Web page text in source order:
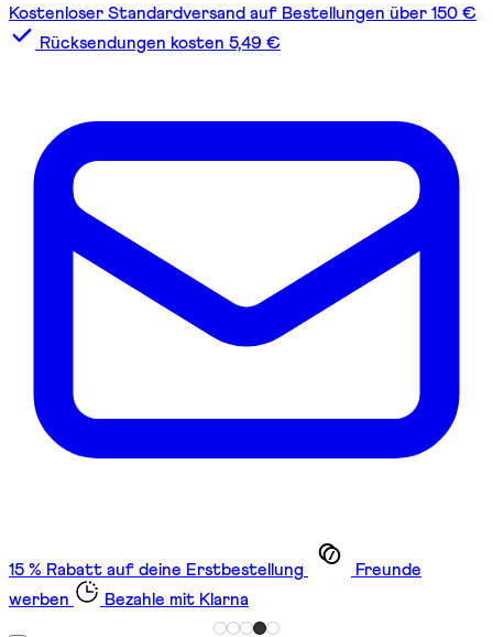
Kostenloser Standardversand auf Bestellungen über 150 €
Rücksendungen kosten 5,49 €
15 % Rabatt auf deine Erstbestellung
Freunde
werben
Bezahle mit Klarna